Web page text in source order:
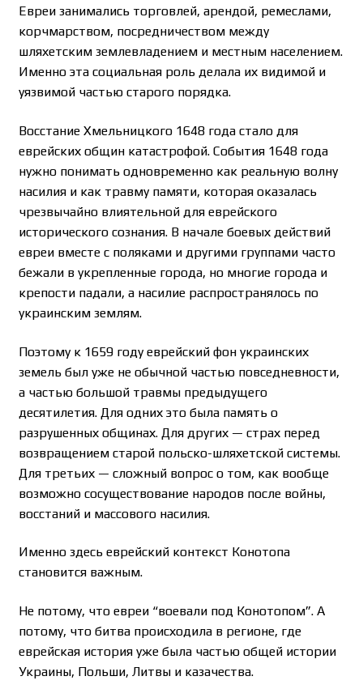
Евреи занимались торговлей, арендой, ремеслами,
корчмарством, посредничеством между
шляхетским землевладением и местным населением.
Именно эта социальная роль делала их видимой и
уязвимой частью старого порядка.
Восстание Хмельницкого 1648 года стало для
еврейских общин катастрофой. События 1648 года
нужно понимать одновременно как реальную волну
насилия и как травму памяти, которая оказалась
чрезвычайно влиятельной для еврейского
исторического сознания. В начале боевых действий
евреи вместе с поляками и другими группами часто
бежали в укрепленные города, но многие города и
крепости падали, а насилие распространялось по
украинским землям.
Поэтому к 1659 году еврейский фон украинских
земель был уже не обычной частью повседневности,
а частью большой травмы предыдущего
десятилетия. Для одних это была память о
разрушенных общинах. Для других — страх перед
возвращением старой польско-шляхетской системы.
Для третьих — сложный вопрос о том, как вообще
возможно сосуществование народов после войны,
восстаний и массового насилия.
Именно здесь еврейский контекст Конотопа
становится важным.
Не потому, что евреи “воевали под Конотопом”. А
потому, что битва происходила в регионе, где
еврейская история уже была частью общей истории
Украины, Польши, Литвы и казачества.